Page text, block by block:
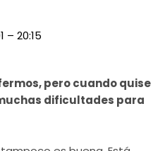
– 20:15
pero cuando quise
dificultades para